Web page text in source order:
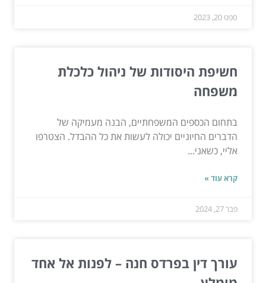
ספט 20, 2023
חשיפת היסודות של ניהול כלכלת
משפחה
בתחום הכספים המשפחתיים, הבנה מעמיקה של
הדברים החיוניים יכולה לעשות את כל ההבדל. הצטרפו
אליי, כשאני...
קרא עוד »
פבר 27, 2024
עורך דין בפרדס חנה – לפנות אל אחד